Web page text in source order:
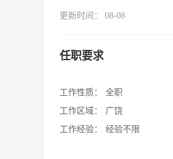
更新时间： 08-08
任职要求
工作性质：
全职
工作区域：
广饶
工作经验：
经验不限